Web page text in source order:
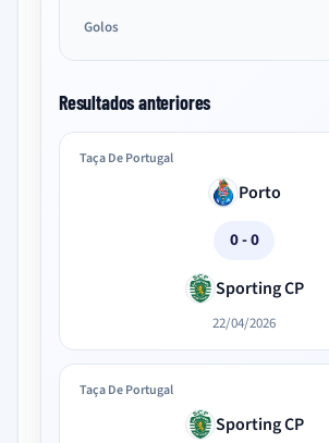
Golos
Resultados anteriores
Taça De Portugal
Porto
0 - 0
Sporting CP
22/04/2026
Taça De Portugal
Sporting CP